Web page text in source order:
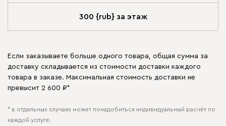
300 {rub} за этаж
Если заказываете больше одного товара, общая сумма за
доставку складывается из стоимости доставки каждого
товара в заказе. Максимальная стоимость доставки не
превысит 2 600 ₽*
* в отдельных случаях может понадобиться индивидуальный расчёт по
каждой услуге.